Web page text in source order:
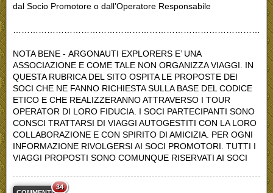
dal Socio Promotore o dall’Operatore Responsabile
NOTA BENE - ARGONAUTI EXPLORERS E’ UNA
ASSOCIAZIONE E COME TALE NON ORGANIZZA VIAGGI. IN
QUESTA RUBRICA DEL SITO OSPITA LE PROPOSTE DEI
SOCI CHE NE FANNO RICHIESTA SULLA BASE DEL CODICE
ETICO E CHE REALIZZERANNO ATTRAVERSO I TOUR
OPERATOR DI LORO FIDUCIA. I SOCI PARTECIPANTI SONO
CONSCI TRATTARSI DI VIAGGI AUTOGESTITI CON LA LORO
COLLABORAZIONE E CON SPIRITO DI AMICIZIA. PER OGNI
INFORMAZIONE RIVOLGERSI AI SOCI PROMOTORI. TUTTI I
VIAGGI PROPOSTI SONO COMUNQUE RISERVATI AI SOCI
34